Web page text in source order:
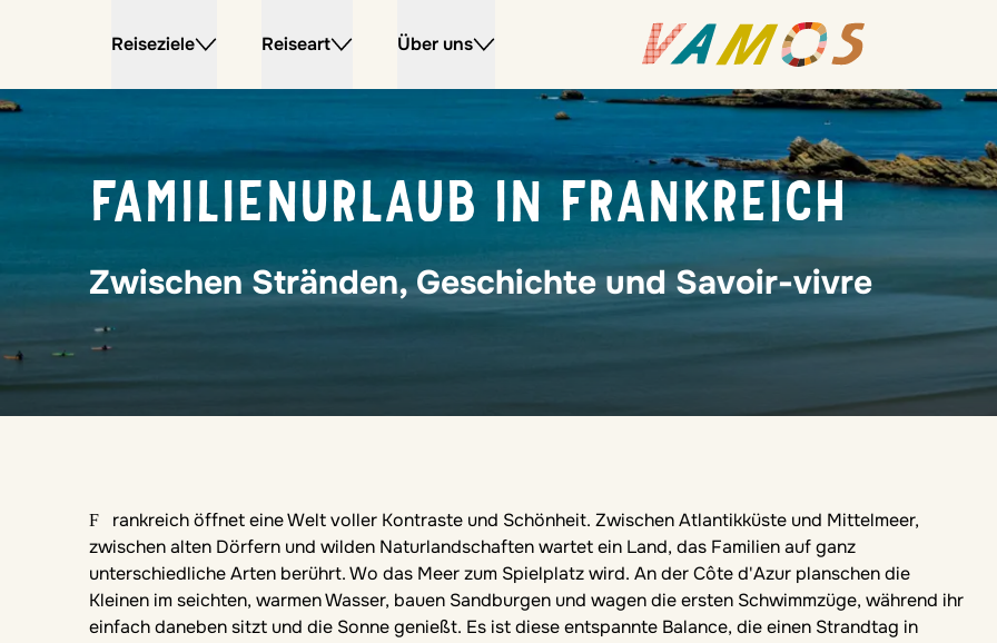
Reiseziele Reiseart Über uns
FAMILIENURLAUB IN FRANKREICH
Zwischen Stränden, Geschichte und Savoir-vivre
Frankreich öffnet eine Welt voller Kontraste und Schönheit. Zwischen Atlantikküste und Mittelmeer,
zwischen alten Dörfern und wilden Naturlandschaften wartet ein Land, das Familien auf ganz
unterschiedliche Arten berührt. Wo das Meer zum Spielplatz wird. An der Côte d'Azur planschen die
Kleinen im seichten, warmen Wasser, bauen Sandburgen und wagen die ersten Schwimmzüge, während ihr
einfach daneben sitzt und die Sonne genießt. Es ist diese entspannte Balance, die einen Strandtag in